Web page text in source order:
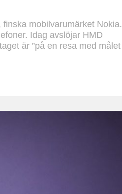
mobilvarumärket Nokia.
Idag avslöjar HMD
är ”på en resa med målet